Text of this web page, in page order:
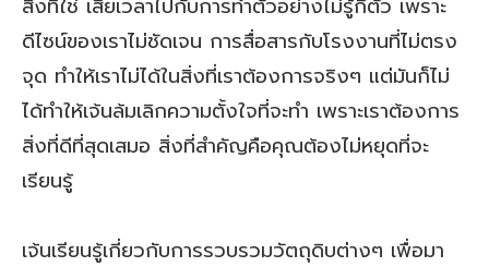
สิ่งที่ใช่ เสียเวลาไปกับการทำตัวอย่างไม่รู้กี่ตัว เพราะ
ดีไซน์ของเราไม่ชัดเจน การสื่อสารกับโรงงานที่ไม่ตรง
จุด ทำให้เราไม่ได้ในสิ่งที่เราต้องการจริงๆ แต่มันก็ไม่
ได้ทำให้เจ้นล้มเลิกความตั้งใจที่จะทำ เพราะเราต้องการ
สิ่งที่ดีที่สุดเสมอ สิ่งที่สำคัญคือคุณต้องไม่หยุดที่จะ
เรียนรู้
เจ้นเรียนรู้เกี่ยวกับการรวบรวมวัตถุดิบต่างๆ เพื่อมา